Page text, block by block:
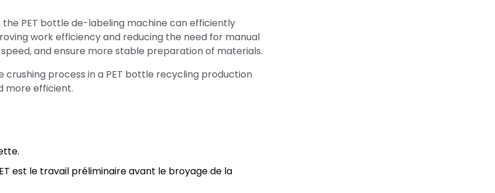
PET bottle de-labeling machine can efficiently
work efficiency and reducing the need for manual
and ensure more stable preparation of materials.
process in a PET bottle recycling production
more efficient.
est le travail préliminaire avant le broyage de la